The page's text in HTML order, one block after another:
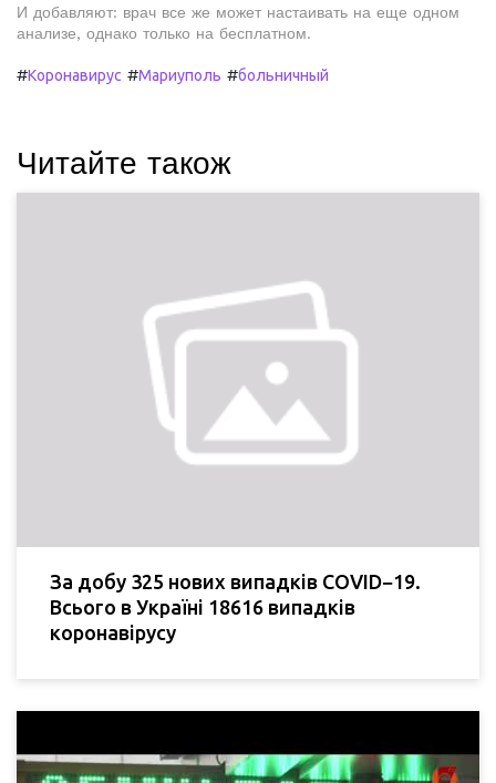
И добавляют: врач все же может настаивать на еще одном
анализе, однако только на бесплатном.
#Коронавирус #Мариуполь #больничный
Читайте також
За добу 325 нових випадків COVID−19.
Всього в Україні 18616 випадків
коронавірусу